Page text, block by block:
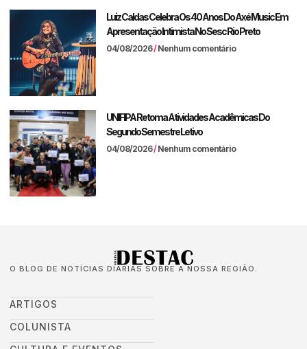
Luiz Caldas Celebra Os 40 Anos Do Axé Music Em
Apresentação Intimista No Sesc Rio Preto
04/08/2026 Nenhum comentário
UNIFIPA Retoma Atividades Acadêmicas Do
Segundo Semestre Letivo
04/08/2026 Nenhum comentário
O BLOG DE NOTÍCIAS DIÁRIAS SOBRE A NOSSA REGIÃO.
ARTIGOS
COLUNISTA